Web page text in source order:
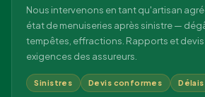
Nous intervenons en tant qu'artisan
état de menuiseries après sinistre —
tempêtes, effractions. Rapports et
exigences des assureurs.
Sinistres Devis conformes